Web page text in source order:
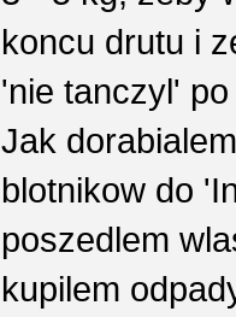
koncu drutu i
'nie tanczyl'
Jak
blotnikow do
poszedlem
kupilem